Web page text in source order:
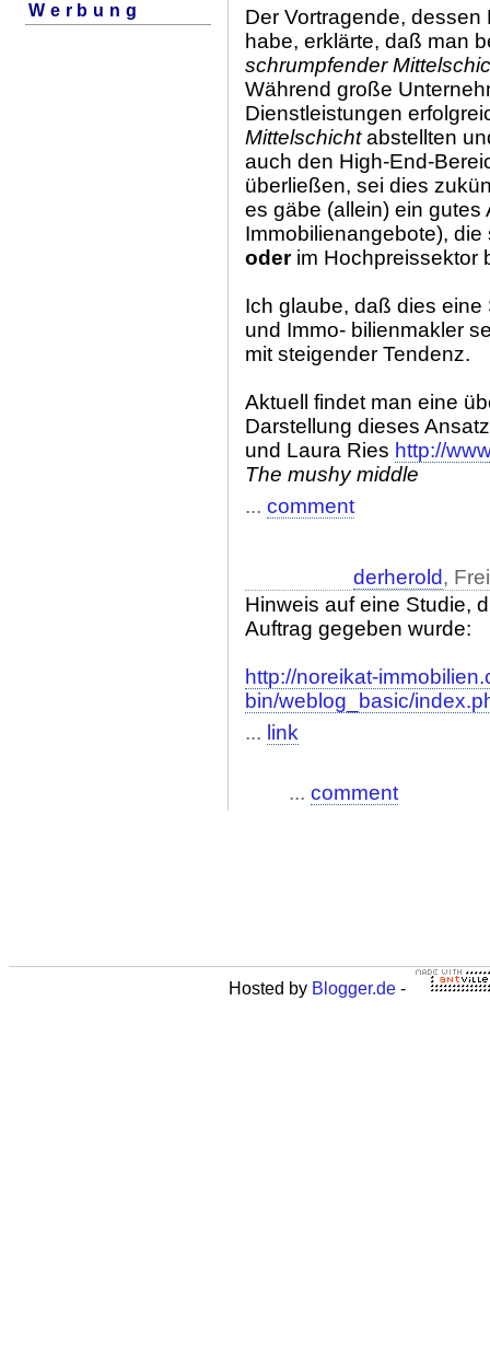
Werbung
Der Vortragende,
habe, erklärte, daß man
schrumpfender
Während große
Dienstleistungen
Mittelschichtabstellten
auch den High-End-
überließen, sei dies
es gäbe (allein) ein gutes
Immobilienangebote),
oderim Hochpreissektor
Ich glaube, daß dies eine
und Immo- bilienmakler
mit steigender Tendenz.
Aktuell findet man eine
Darstellung dieses
und Laura Ries http://
The mushy middle
... comment
derherold,
Hinweis auf eine Studie,
Auftrag gegeben wurde:
http://noreikat-
bin/weblog_basic/
... link
... comment
Hosted by Blogger.de-